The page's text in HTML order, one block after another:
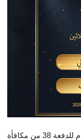
الدراسات العليا
جامعة عين شمس تعلن عن فتح باب التقدم للدفعة 38 من مكافأة